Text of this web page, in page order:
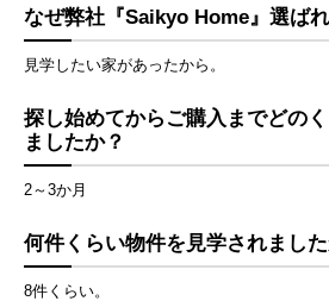
なぜ弊社『Saikyo Home』選ば
見学したい家があったから。
探し始めてからご購入までどの
ましたか？
2～3か月
何件くらい物件を見学されました
8件くらい。